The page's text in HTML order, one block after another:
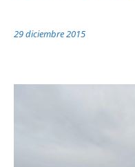
29 diciembre 2015